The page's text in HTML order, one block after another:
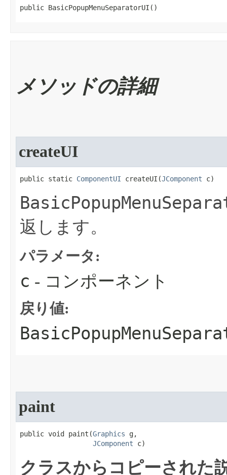
public BasicPopupMenuSeparatorUI​()
メソッドの詳細
createUI
public static ComponentUI createUI​(JComponent c)
返します。
パラメータ:
c - コンポーネント
戻り値:
paint
public void paint​(Graphics g,
JComponent c)
クラスからコピーされた